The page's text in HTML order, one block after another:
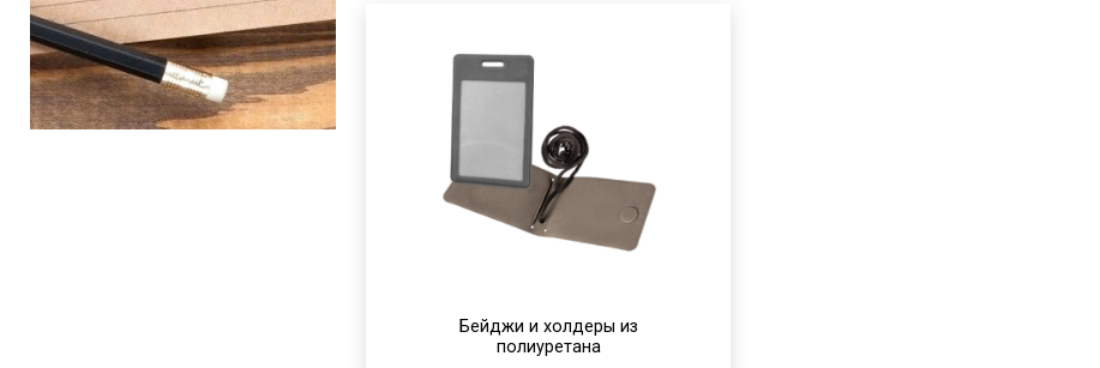
Бейджи и холдеры из
полиуретана